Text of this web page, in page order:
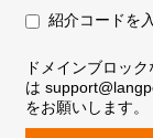
紹介コードを
ドメインブロッ
は
をお願いします。